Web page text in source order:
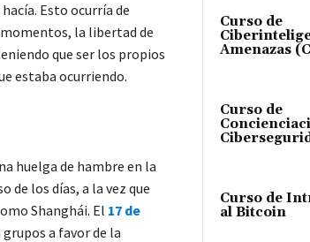
Esto ocurría de
la libertad de
que ser los propios
estaba ocurriendo.
huelga de hambre en la
de los días, a la vez que
Shanghái. El 17 de
a favor de la
Curso de
Amenazas
Curso de
Curso de
al Bitcoin